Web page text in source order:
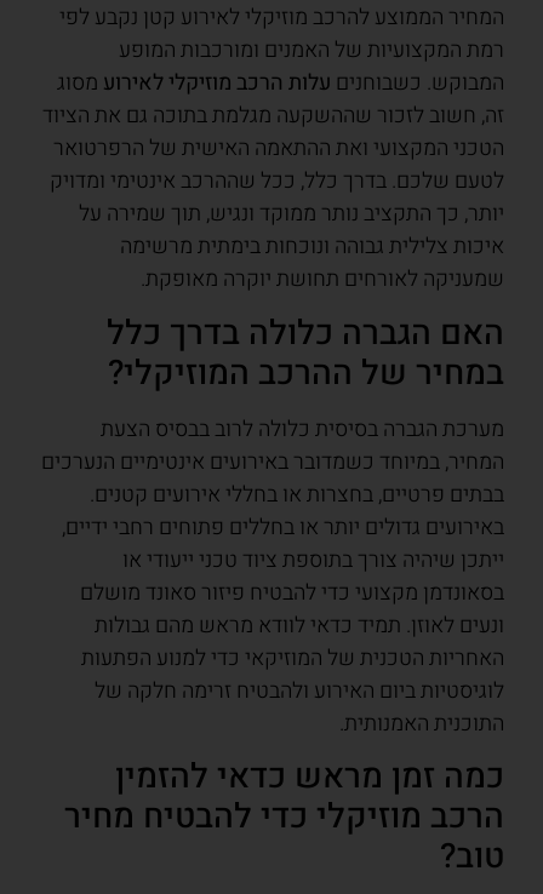
המחיר הממוצע להרכב מוזיקלי לאירוע קטן נקבע לפי
רמת המקצועיות של האמנים ומורכבות המופע
המבוקש. כשבוחנים עלות הרכב מוזיקלי לאירוע מסוג
זה, חשוב לזכור שההשקעה מגלמת בתוכה גם את הציוד
הטכני המקצועי ואת ההתאמה האישית של הרפרטואר
לטעם שלכם. בדרך כלל, ככל שההרכב אינטימי ומדויק
יותר, כך התקציב נותר ממוקד ונגיש, תוך שמירה על
איכות צלילית גבוהה ונוכחות בימתית מרשימה
שמעניקה לאורחים תחושת יוקרה מאופקת.
האם הגברה כלולה בדרך כלל
במחיר של ההרכב המוזיקלי?
מערכת הגברה בסיסית כלולה לרוב בבסיס הצעת
המחיר, במיוחד כשמדובר באירועים אינטימיים הנערכים
בבתים פרטיים, בחצרות או בחללי אירועים קטנים.
באירועים גדולים יותר או בחללים פתוחים רחבי ידיים,
ייתכן שיהיה צורך בתוספת ציוד טכני ייעודי או
בסאונדמן מקצועי כדי להבטיח פיזור סאונד מושלם
ונעים לאוזן. תמיד כדאי לוודא מראש מהם גבולות
האחריות הטכנית של המוזיקאי כדי למנוע הפתעות
לוגיסטיות ביום האירוע ולהבטיח זרימה חלקה של
התוכנית האמנותית.
כמה זמן מראש כדאי להזמין
הרכב מוזיקלי כדי להבטיח מחיר
טוב?